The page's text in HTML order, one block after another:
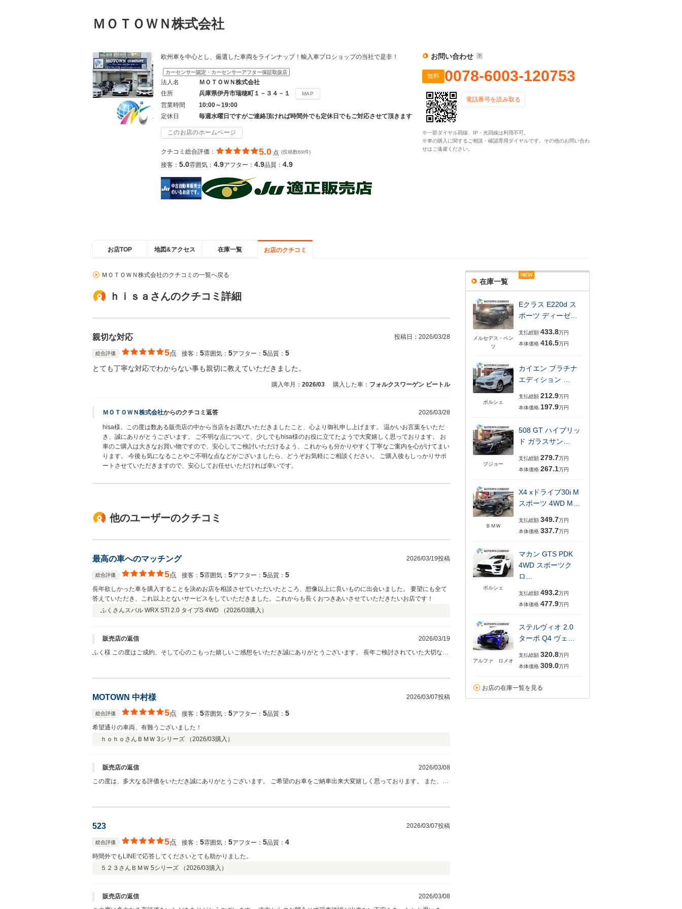
ＭＯＴＯＷＮ株式会社
欧州車を中心とし、厳選した車両をラインナップ！輸入車プロショップの当社で是非！
カーセンサー認定・カーセンサーアフター保証取扱店
法人名
ＭＯＴＯＷＮ株式会社
住所
兵庫県伊丹市瑞穂町１－３４－１ MAP
営業時間
10:00～19:00
定休日
毎週水曜日ですがご連絡頂ければ時間外でも定休日でもご対応させて頂きます
このお店のホームページ
クチコミ総合評価： 5.0 点 (投稿数69件)
接客： 5.0雰囲気： 4.9アフター： 4.9品質： 4.9
お問い合わせ
無料 0078-6003-120753
電話番号を読み取る
※一部ダイヤル回線、IP・光回線は利用不可。
※車の購入に関するご相談・確認専用ダイヤルです。その他のお問い合わ
せはご遠慮ください。
お店TOP 地図&アクセス 在庫一覧 お店のクチコミ
ＭＯＴＯＷＮ株式会社のクチコミの一覧へ戻る
ｈｉｓａさんのクチコミ詳細
親切な対応 投稿日： 2026/03/28
総合評価 5点 接客： 5雰囲気： 5アフター： 5品質： 5
とても丁寧な対応でわからない事も親切に教えていただきました。
購入年月： 2026/03 購入した車： フォルクスワーゲン ビートル
ＭＯＴＯＷＮ株式会社からのクチコミ返答 2026/03/28
hisa様、この度は数ある販売店の中から当店をお選びいただきましたこと、心より御礼申し上げます。 温かいお言葉をいただ
き、誠にありがとうございます。 ご不明な点について、少しでもhisa様のお役に立てたようで大変嬉しく思っております。 お
車のご購入は大きなお買い物ですので、安心してご検討いただけるよう、これからも分かりやすく丁寧なご案内を心がけてまい
ります。 今後も気になることやご不明な点などがございましたら、どうぞお気軽にご相談ください。 ご購入後もしっかりサポ
ートさせていただきますので、安心してお任せいただければ幸いです。
他のユーザーのクチコミ
最高の車へのマッチング 2026/03/19投稿
総合評価 5点 接客： 5雰囲気： 5アフター： 5品質： 5
長年欲しかった車を購入することを決めお店を相談させていただいたところ、想像以上に良いものに出会いました。 要望にも全て
答えていただき、これ以上とないサービスをしていただきました。これからも長くおつきあいさせていただきたいお店です！
ふくさんスバル WRX STI 2.0 タイプS 4WD （2026/03購入）
販売店の返信
2026/03/19
ふく様 この度はご成約、そして心のこもった嬉しいご感想をいただき誠にありがとうございます。 長年ご検討されていた大切なお
MOTOWN 中村様 2026/03/07投稿
総合評価 5点 接客： 5雰囲気： 5アフター： 5品質： 5
希望通りの車両、有難うございました！
ｈｏｈｏさん ＢＭＷ 3シリーズ （2026/03購入）
販売店の返信
2026/03/08
この度は、多大なる評価をいただき誠にありがとうございます。 ご希望のお車をご納車出来大変嬉しく思っております。 また、お
523 2026/03/07投稿
総合評価 5点 接客： 5雰囲気： 5アフター： 5品質： 4
時間外でもLINEで応答してくださいとても助かりました。
５２３さん ＢＭＷ 5シリーズ （2026/03購入）
販売店の返信
2026/03/08
在庫一覧
メルセデス・ベン
ツ
NEW
Eクラス E220d ス
ポーツ ディーゼ…
支払総額 433.8万円
本体価格 416.5万円
ポルシェ
NEW
カイエン プラチナ
エディション …
支払総額 212.9万円
本体価格 197.9万円
プジョー
NEW
508 GT ハイブリッ
ド ガラスサン…
支払総額 279.7万円
本体価格 267.1万円
ＢＭＷ
NEW
X4 xドライブ30i M
スポーツ 4WD M…
支払総額 349.7万円
本体価格 337.7万円
ポルシェ
マカン GTS PDK
4WD スポーツク
ロ…
支払総額 493.2万円
本体価格 477.9万円
アルファ ロメオ
ステルヴィオ 2.0
ターボ Q4 ヴェ…
支払総額 320.8万円
本体価格 309.0万円
お店の在庫一覧を見る